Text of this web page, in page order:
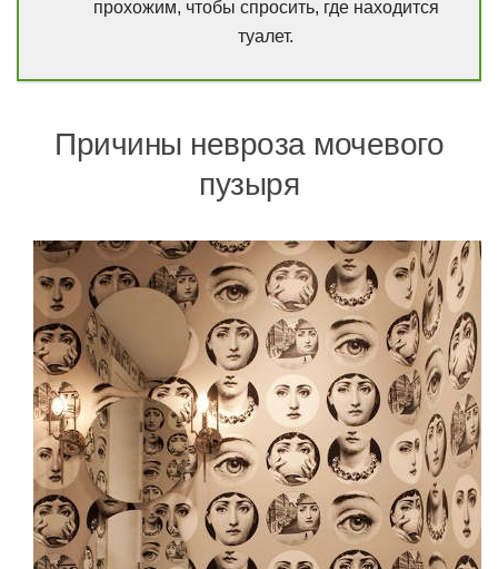
прохожим, чтобы спросить, где находится
туалет.
Причины невроза мочевого
пузыря